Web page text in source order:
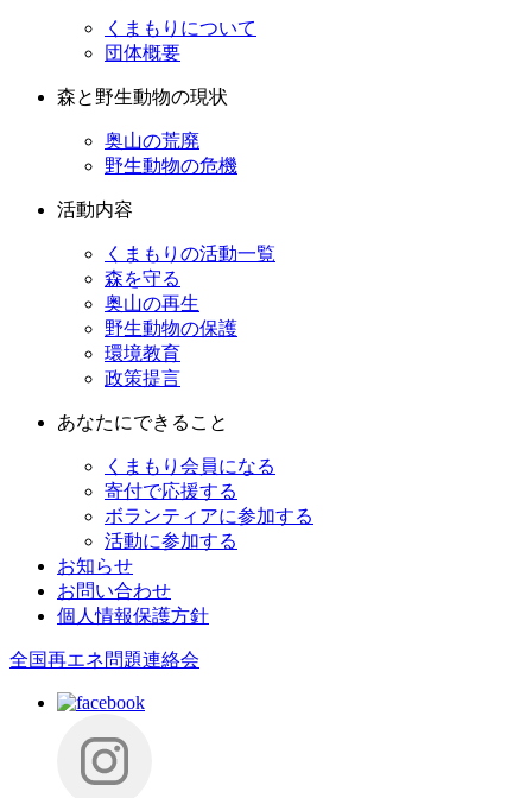
くまもりについて
団体概要
森と野生動物の現状
奥山の荒廃
野生動物の危機
活動内容
くまもりの活動一覧
森を守る
奥山の再生
野生動物の保護
環境教育
政策提言
あなたにできること
くまもり会員になる
寄付で応援する
ボランティアに参加する
活動に参加する
お知らせ
お問い合わせ
個人情報保護方針
全国再エネ問題連絡会